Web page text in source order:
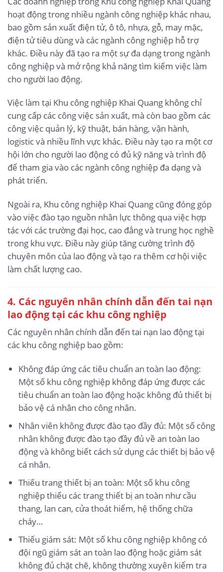
hoạt động trong nhiều ngành công nghiệp khác nhau,
bao gồm sản xuất điện tử, ô tô, nhựa, gỗ, may mặc,
điện tử tiêu dùng và các ngành công nghiệp hỗ trợ
khác. Điều này đã tạo ra một sự đa dạng trong ngành
công nghiệp và mở rộng khả năng tìm kiếm việc làm
cho người lao động.
Việc làm tại Khu công nghiệp Khai Quang không chỉ
cung cấp các công việc sản xuất, mà còn bao gồm các
công việc quản lý, kỹ thuật, bán hàng, vận hành,
logistic và nhiều lĩnh vực khác. Điều này tạo ra một cơ
hội lớn cho người lao động có đủ kỹ năng và trình độ
để tham gia vào các ngành công nghiệp đa dạng và
phát triển.
Ngoài ra, Khu công nghiệp Khai Quang cũng đóng góp
vào việc đào tạo nguồn nhân lực thông qua việc hợp
tác với các trường đại học, cao đẳng và trung học nghề
trong khu vực. Điều này giúp tăng cường trình độ
chuyên môn của lao động và tạo ra thêm cơ hội việc
làm chất lượng cao.
4. Các nguyên nhân chính dẫn đến tai nạn
lao độngtại các khu công nghiệp
Các nguyên nhân chính dẫn đến tai nạn lao động tại
các khu công nghiệp bao gồm:
Không đáp ứng các tiêu chuẩn an toàn lao động:
Một số khu công nghiệp không đáp ứng được các
tiêu chuẩn an toàn lao động hoặc không đủ thiết bị
bảo vệ cá nhân cho công nhân.
Nhân viên không được đào tạo đầy đủ: Một số công
nhân không được đào tạo đầy đủ về an toàn lao
động và không biết cách sử dụng các thiết bị bảo vệ
cá nhân.
Thiếu trang thiết bị an toàn: Một số khu công
nghiệp thiếu các trang thiết bị an toàn như cầu
thang, lan can, cửa thoát hiểm, hệ thống chữa
cháy…
Thiếu giám sát: Một số khu công nghiệp không có
đội ngũ giám sát an toàn lao động hoặc giám sát
không đủ chặt chẽ, không thường xuyên kiểm tra